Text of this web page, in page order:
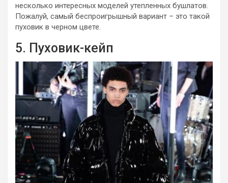
несколько интересных моделей утепленных бушлатов.
Пожалуй, самый беспроигрышный вариант – это такой
пуховик в черном цвете.
5. Пуховик-кейп